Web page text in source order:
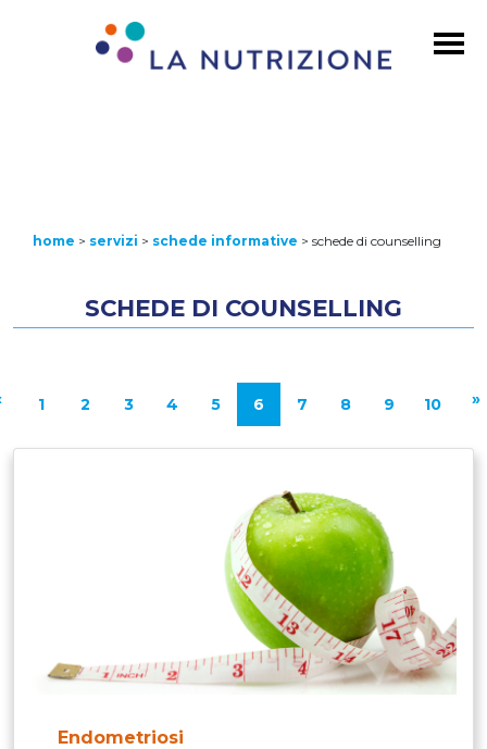
home > servizi > schede informative > schede di counselling
SCHEDE DI COUNSELLING
1 2 3 4 5 6 7 8 9 10 »
Endometriosi